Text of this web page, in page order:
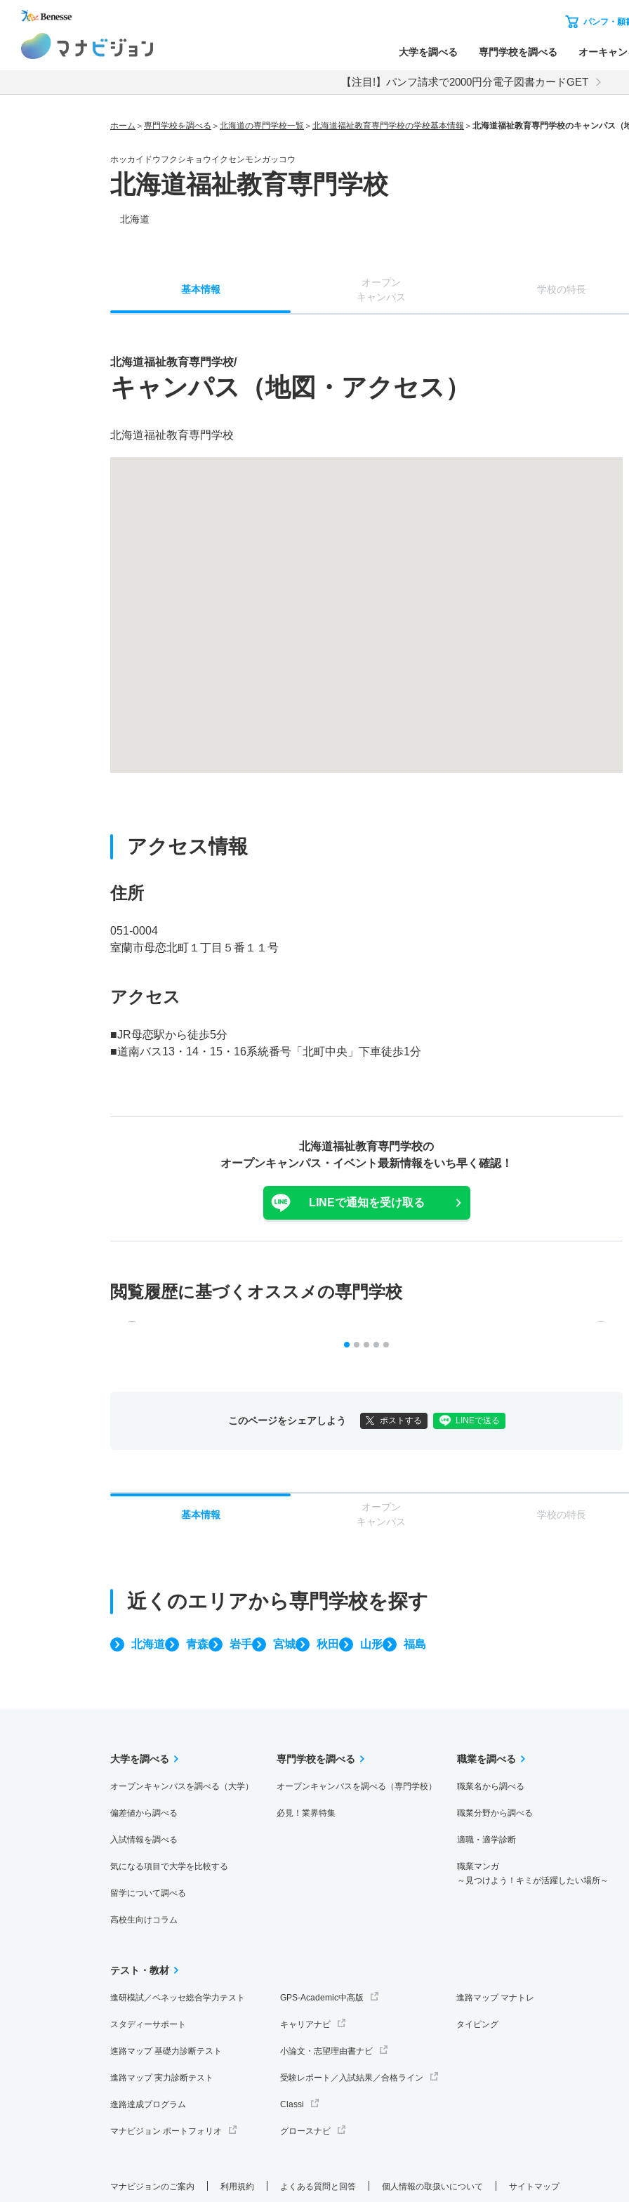
パンフ・願
大学を調べる 専門学校を調べる オーキャ
【注目!】パンフ請求で2000円分電子図書カードGET
ホーム 専門学校を調べる 北海道の専門学校一覧 北海道福祉教育専門学校の学校基本情報 北海道福祉教育専門学校のキャンパス（
ホッカイドウフクシキョウイクセンモンガッコウ
北海道福祉教育専門学校
北海道
基本情報
オープン
キャンパス
学校の特長
北海道福祉教育専門学校/
キャンパス（地図・アクセス）
北海道福祉教育専門学校
アクセス情報
住所
051-0004
室蘭市母恋北町１丁目５番１１号
アクセス
■JR母恋駅から徒歩5分
■道南バス13・14・15・16系統番号「北町中央」下車徒歩1分
北海道福祉教育専門学校の
オープンキャンパス・ イベント最新情報をいち早く確認！
LINEで通知を受け取る
閲覧履歴に基づく オススメの専門学校
このページをシェアしよう ポストする LINEで送る
基本情報
オープン
キャンパス
学校の特長
近くのエリアから専門学校を探す
北海道 青森 岩手 宮城 秋田 山形 福島
大学を調べる
オープンキャンパスを調べる（大学）
偏差値から調べる
入試情報を調べる
気になる項目で大学を比較する
留学について調べる
高校生向けコラム
専門学校を調べる
オープンキャンパスを調べる（専門学校）
必見！業界特集
職業を調べる
職業名から調べる
職業分野から調べる
適職・適学診断
職業マンガ
～見つけよう！キミが活躍したい場所～
テスト・教材
進研模試／ベネッセ総合学力テスト
スタディーサポート
進路マップ 基礎力診断テスト
進路マップ 実力診断テスト
進路達成プログラム
マナビジョン ポートフォリオ
GPS-Academic中高版
キャリアナビ
小論文・志望理由書ナビ
受験レポート／入試結果／合格ライン
Classi
グロースナビ
進路マップ マナトレ
タイピング
マナビジョンのご案内 利用規約 よくある質問と回答 個人情報の取扱いについて サイトマップ